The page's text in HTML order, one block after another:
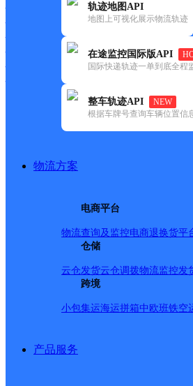
轨迹地图API
地图上可视化展示物流轨迹
在途监控国际版API
国际快递轨迹一单到底全程
整车轨迹API
NEW
根据车牌号查询车辆位置信
物流方案
电商平台
物流查询及监控电商退换货平
仓储
云仓发货云仓调拨物流监控发
跨境
小包集运海运拼箱中欧班铁空
产品服务
网点筛选
圆通速递(10) 韵达速递(11) 中
缙云县(1)
速尔快递,丽水